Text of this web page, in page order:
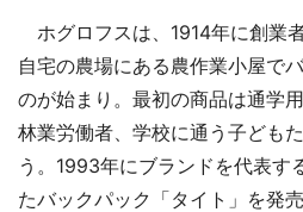
ホグロフスは、1914年に創業
自宅の農場にある農作業小屋で
のが始まり。最初の商品は通学
林業労働者、学校に通う子ども
う。1993年にブランドを代表す
たバックパック「タイト」を発